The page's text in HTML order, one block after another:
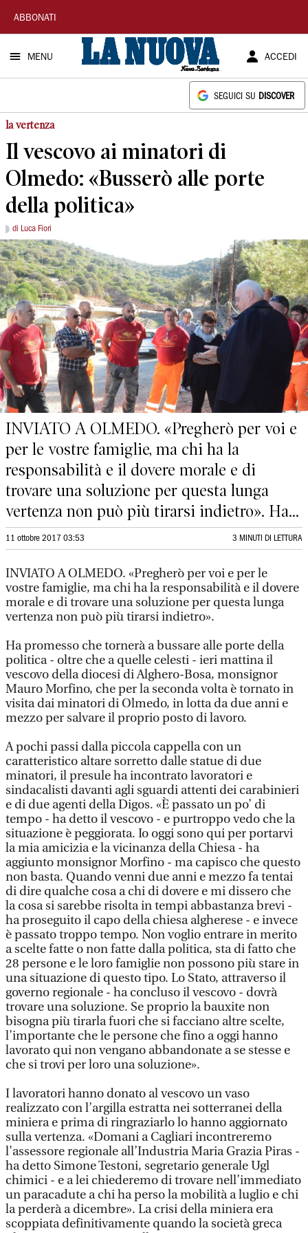
La
Nuova
Sardegna
ABBONATI
MENU ACCEDI
SEGUICI SU DISCOVER
la vertenza
Il vescovo ai minatori di
Olmedo: «Busserò alle porte
della politica»
di Luca Fiori
INVIATO A OLMEDO. «Pregherò per voi e
per le vostre famiglie, ma chi ha la
responsabilità e il dovere morale e di
trovare una soluzione per questa lunga
vertenza non può più tirarsi indietro». Ha...
11 ottobre 2017 03:53 3 MINUTI DI LETTURA
INVIATO A OLMEDO. «Pregherò per voi e per le
vostre famiglie, ma chi ha la responsabilità e il dovere
morale e di trovare una soluzione per questa lunga
vertenza non può più tirarsi indietro».
Ha promesso che tornerà a bussare alle porte della
politica - oltre che a quelle celesti - ieri mattina il
vescovo della diocesi di Alghero-Bosa, monsignor
Mauro Morfino, che per la seconda volta è tornato in
visita dai minatori di Olmedo, in lotta da due anni e
mezzo per salvare il proprio posto di lavoro.
A pochi passi dalla piccola cappella con un
caratteristico altare sorretto dalle statue di due
minatori, il presule ha incontrato lavoratori e
sindacalisti davanti agli sguardi attenti dei carabinieri
e di due agenti della Digos. «È passato un po’ di
tempo - ha detto il vescovo - e purtroppo vedo che la
situazione è peggiorata. Io oggi sono qui per portarvi
la mia amicizia e la vicinanza della Chiesa - ha
aggiunto monsignor Morfino - ma capisco che questo
non basta. Quando venni due anni e mezzo fa tentai
di dire qualche cosa a chi di dovere e mi dissero che
la cosa si sarebbe risolta in tempi abbastanza brevi -
ha proseguito il capo della chiesa algherese - e invece
è passato troppo tempo. Non voglio entrare in merito
a scelte fatte o non fatte dalla politica, sta di fatto che
28 persone e le loro famiglie non possono più stare in
una situazione di questo tipo. Lo Stato, attraverso il
governo regionale - ha concluso il vescovo - dovrà
trovare una soluzione. Se proprio la bauxite non
bisogna più tirarla fuori che si facciano altre scelte,
l’importante che le persone che fino a oggi hanno
lavorato qui non vengano abbandonate a se stesse e
che si trovi per loro una soluzione».
I lavoratori hanno donato al vescovo un vaso
realizzato con l’argilla estratta nei sotterranei della
miniera e prima di ringraziarlo lo hanno aggiornato
sulla vertenza. «Domani a Cagliari incontreremo
l’assessore regionale all’Industria Maria Grazia Piras -
ha detto Simone Testoni, segretario generale Ugl
chimici - e a lei chiederemo di trovare nell’immediato
un paracadute a chi ha perso la mobilità a luglio e chi
la perderà a dicembre». La crisi della miniera era
scoppiata definitivamente quando la società greca